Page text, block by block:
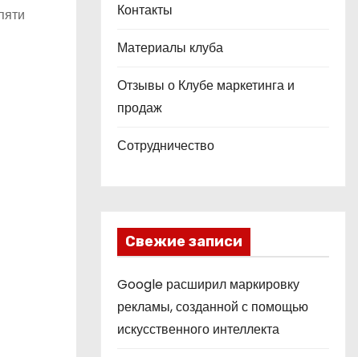
Контакты
Материалы клуба
Отзывы о Клубе маркетинга и
продаж
Сотрудничество
Свежие записи
Google расширил маркировку
рекламы, созданной с помощью
искусственного интеллекта